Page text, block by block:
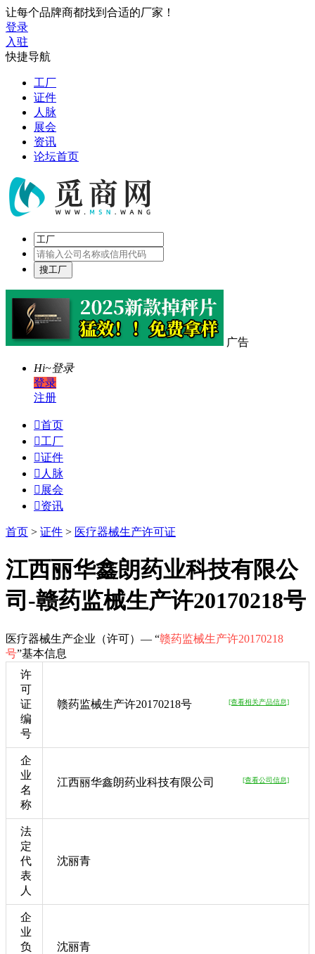
让每个品牌商都找到合适的厂家！
登录
入驻
快捷导航
工厂
证件
人脉
展会
资讯
论坛首页
广告
Hi~登录
登录
注册
首页
工厂
证件
 人脉
 展会
资讯
首页 > 证件 > 医疗器械生产许可证
江西丽华鑫朗药业科技有限公
司-赣药监械生产许20170218号
医疗器械生产企业（许可）— “赣药监械生产许20170218
号”基本信息
许
可
证
编
号
赣药监械生产许20170218号 [查看相关产品信息]
企
业
名
称
江西丽华鑫朗药业科技有限公司 [查看公司信息]
法
定
代
表
人
沈丽青
企
业
负
沈丽青